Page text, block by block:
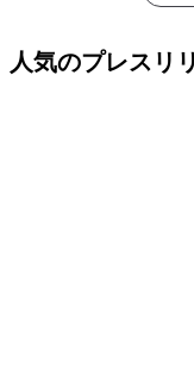
人気のプレスリ